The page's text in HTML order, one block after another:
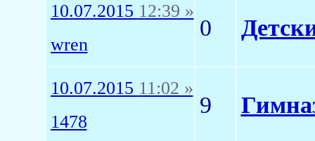
10.07.2015 12:39 »
wren
0
10.07.2015 11:02 »
1478
9